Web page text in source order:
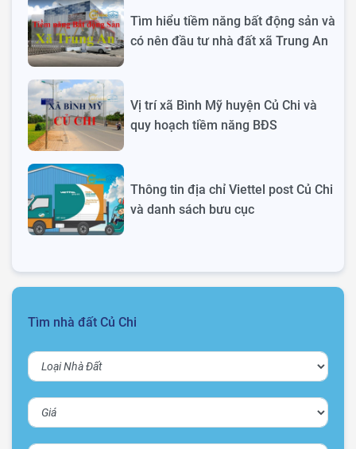
Tìm hiểu tiềm năng bất động sản và
có nên đầu tư nhà đất xã Trung An
Vị trí xã Bình Mỹ huyện Củ Chi và
quy hoạch tiềm năng BĐS
Thông tin địa chỉ Viettel post Củ Chi
và danh sách bưu cục
Tìm nhà đất Củ Chi